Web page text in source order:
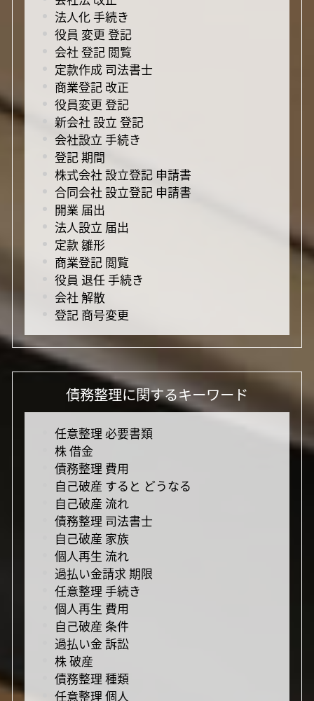
法人化 手続き
役員 変更 登記
会社 登記 閲覧
定款作成 司法書士
商業登記 改正
役員変更 登記
新会社 設立 登記
会社設立 手続き
登記 期間
株式会社 設立登記 申請書
合同会社 設立登記 申請書
開業 届出
法人設立 届出
定款 雛形
商業登記 閲覧
役員 退任 手続き
会社 解散
登記 商号変更
債務整理に関するキーワード
任意整理 必要書類
株 借金
債務整理 費用
自己破産 すると どうなる
自己破産 流れ
債務整理 司法書士
自己破産 家族
個人再生 流れ
過払い金請求 期限
任意整理 手続き
個人再生 費用
自己破産 条件
過払い金 訴訟
株 破産
債務整理 種類
任意整理 個人